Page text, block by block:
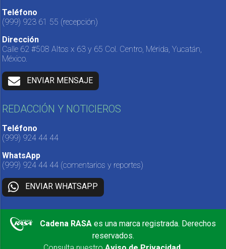
Teléfono
(999) 923 61 55 (recepción)
Dirección
Calle 62 #508 Altos x 63 y 65 Col. Centro, Mérida, Yucatán,
México.
ENVIAR MENSAJE
REDACCIÓN Y NOTICIEROS
Teléfono
(999) 924 44 44
WhatsApp
(999) 924 44 44 (comentarios y reportes)
ENVIAR WHATSAPP
Cadena RASA es una marca registrada. Derechos
reservados.